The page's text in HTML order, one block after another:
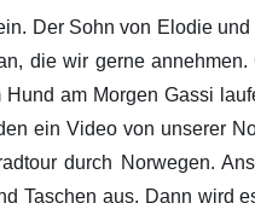
Der Sohn von Elodie
die wir gerne
am Morgen Gassi
ein Video von unserer
durch Norwegen.
Taschen aus. Dann wird